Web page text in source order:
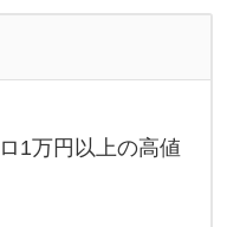
1万円以上の高値